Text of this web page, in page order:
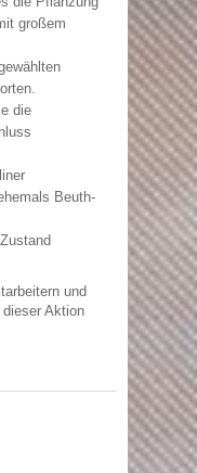
großem
die
Beuth-
und
Aktion